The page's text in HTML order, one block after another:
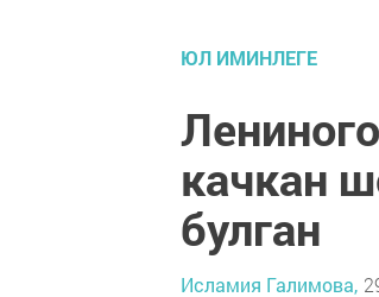
ЮЛ ИМИНЛЕГЕ
качкан
булган
Исламия Галимова,